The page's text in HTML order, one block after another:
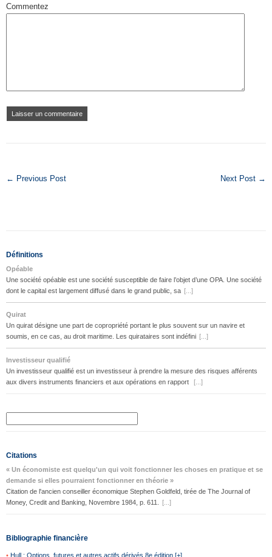
Commentez
← Previous Post Next Post →
Définitions
Opéable
Une société opéable est une société susceptible de faire l’objet d’une OPA. Une société
dont le capital est largement diffusé dans le grand public, sa [...]
Quirat
Un quirat désigne une part de copropriété portant le plus souvent sur un navire et
soumis, en ce cas, au droit maritime. Les quirataires sont indéfini [...]
Investisseur qualifié
Un investisseur qualifié est un investisseur à prendre la mesure des risques afférents
aux divers instruments financiers et aux opérations en rapport
[...]
Citations
« Un économiste est quelqu'un qui voit fonctionner les choses en pratique et se
demande si elles pourraient fonctionner en théorie »
Citation de l'ancien conseiller économique Stephen Goldfeld, tirée de The Journal of
Money, Credit and Banking, Novembre 1984, p. 611.
[...]
Bibliographie financière
• Hull : Options, futures et autres actifs dérivés 8e édition [+]